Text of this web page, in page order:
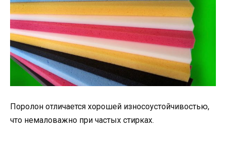
Поролон отличается хорошей износоустойчивостью,
что немаловажно при частых стирках.